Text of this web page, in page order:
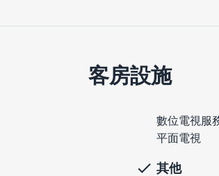
客房設施
數位電視服
平面電視
其他